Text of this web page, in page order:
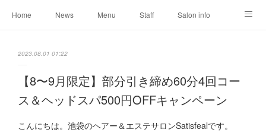
Home News Menu Staff Salon info
2023.08.01 01:22
【8〜9月限定】部分引き締め60分4回コー
ス＆ヘッドスパ500円OFFキャンペーン
こんにちは。池袋のヘアー＆エステサロンSatisfealです。